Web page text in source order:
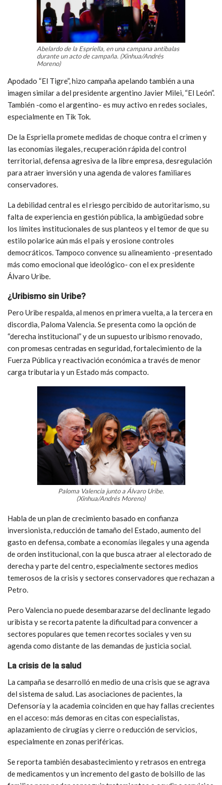
Abelardo de la Espriella, en una campana antibalas
durante un acto de campaña. (Xinhua/Andrés
Moreno)
Apodado “El Tigre”, hizo campaña apelando también a una
imagen similar a del presidente argentino Javier Milei, “El León”.
También -como el argentino- es muy activo en redes sociales,
especialmente en Tik Tok.
De la Espriella promete medidas de choque contra el crimen y
las economías ilegales, recuperación rápida del control
territorial, defensa agresiva de la libre empresa, desregulación
para atraer inversión y una agenda de valores familiares
conservadores.
La debilidad central es el riesgo percibido de autoritarismo, su
falta de experiencia en gestión pública, la ambigüedad sobre
los límites institucionales de sus planteos y el temor de que su
estilo polarice aún más el país y erosione controles
democráticos. Tampoco convence su alineamiento -presentado
más como emocional que ideológico- con el ex presidente
Álvaro Uribe.
¿Uribismo sin Uribe?
Pero Uribe respalda, al menos en primera vuelta, a la tercera en
discordia, Paloma Valencia. Se presenta como la opción de
“derecha institucional” y de un supuesto uribismo renovado,
con promesas centradas en seguridad, fortalecimiento de la
Fuerza Pública y reactivación económica a través de menor
carga tributaria y un Estado más compacto.
Paloma Valencia junto a Álvaro Uribe.
(Xinhua/Andrés Moreno)
Habla de un plan de crecimiento basado en confianza
inversionista, reducción de tamaño del Estado, aumento del
gasto en defensa, combate a economías ilegales y una agenda
de orden institucional, con la que busca atraer al electorado de
derecha y parte del centro, especialmente sectores medios
temerosos de la crisis y sectores conservadores que rechazan a
Petro.
Pero Valencia no puede desembarazarse del declinante legado
uribista y se recorta patente la dificultad para convencer a
sectores populares que temen recortes sociales y ven su
agenda como distante de las demandas de justicia social.
La crisis de la salud
La campaña se desarrolló en medio de una crisis que se agrava
del sistema de salud. Las asociaciones de pacientes, la
Defensoría y la academia coinciden en que hay fallas crecientes
en el acceso: más demoras en citas con especialistas,
aplazamiento de cirugías y cierre o reducción de servicios,
especialmente en zonas periféricas.
Se reporta también desabastecimiento y retrasos en entrega
de medicamentos y un incremento del gasto de bolsillo de las